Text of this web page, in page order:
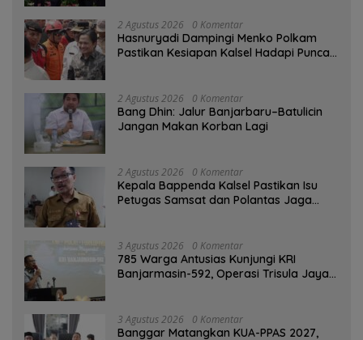
2 Agustus 2026 0 Komentar
Hasnuryadi Dampingi Menko Polkam
Pastikan Kesiapan Kalsel Hadapi Puncak
2 Agustus 2026 0 Komentar
Bang Dhin: Jalur Banjarbaru–Batulicin
Jangan Makan Korban Lagi
2 Agustus 2026 0 Komentar
Kepala Bappenda Kalsel Pastikan Isu
Petugas Samsat dan Polantas Jaga
3 Agustus 2026 0 Komentar
785 Warga Antusias Kunjungi KRI
Banjarmasin-592, Operasi Trisula Jaya
3 Agustus 2026 0 Komentar
‎Banggar Matangkan KUA-PPAS 2027,